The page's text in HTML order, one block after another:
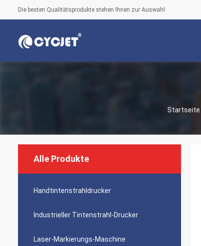
Die besten Qualitätsprodukte stehen Ihnen zur Auswahl
Startseite
Alle Produkte
Handtintenstrahldrucker
Industrieller Tintenstrahl-Drucker
Laser-Markierungs-Maschine